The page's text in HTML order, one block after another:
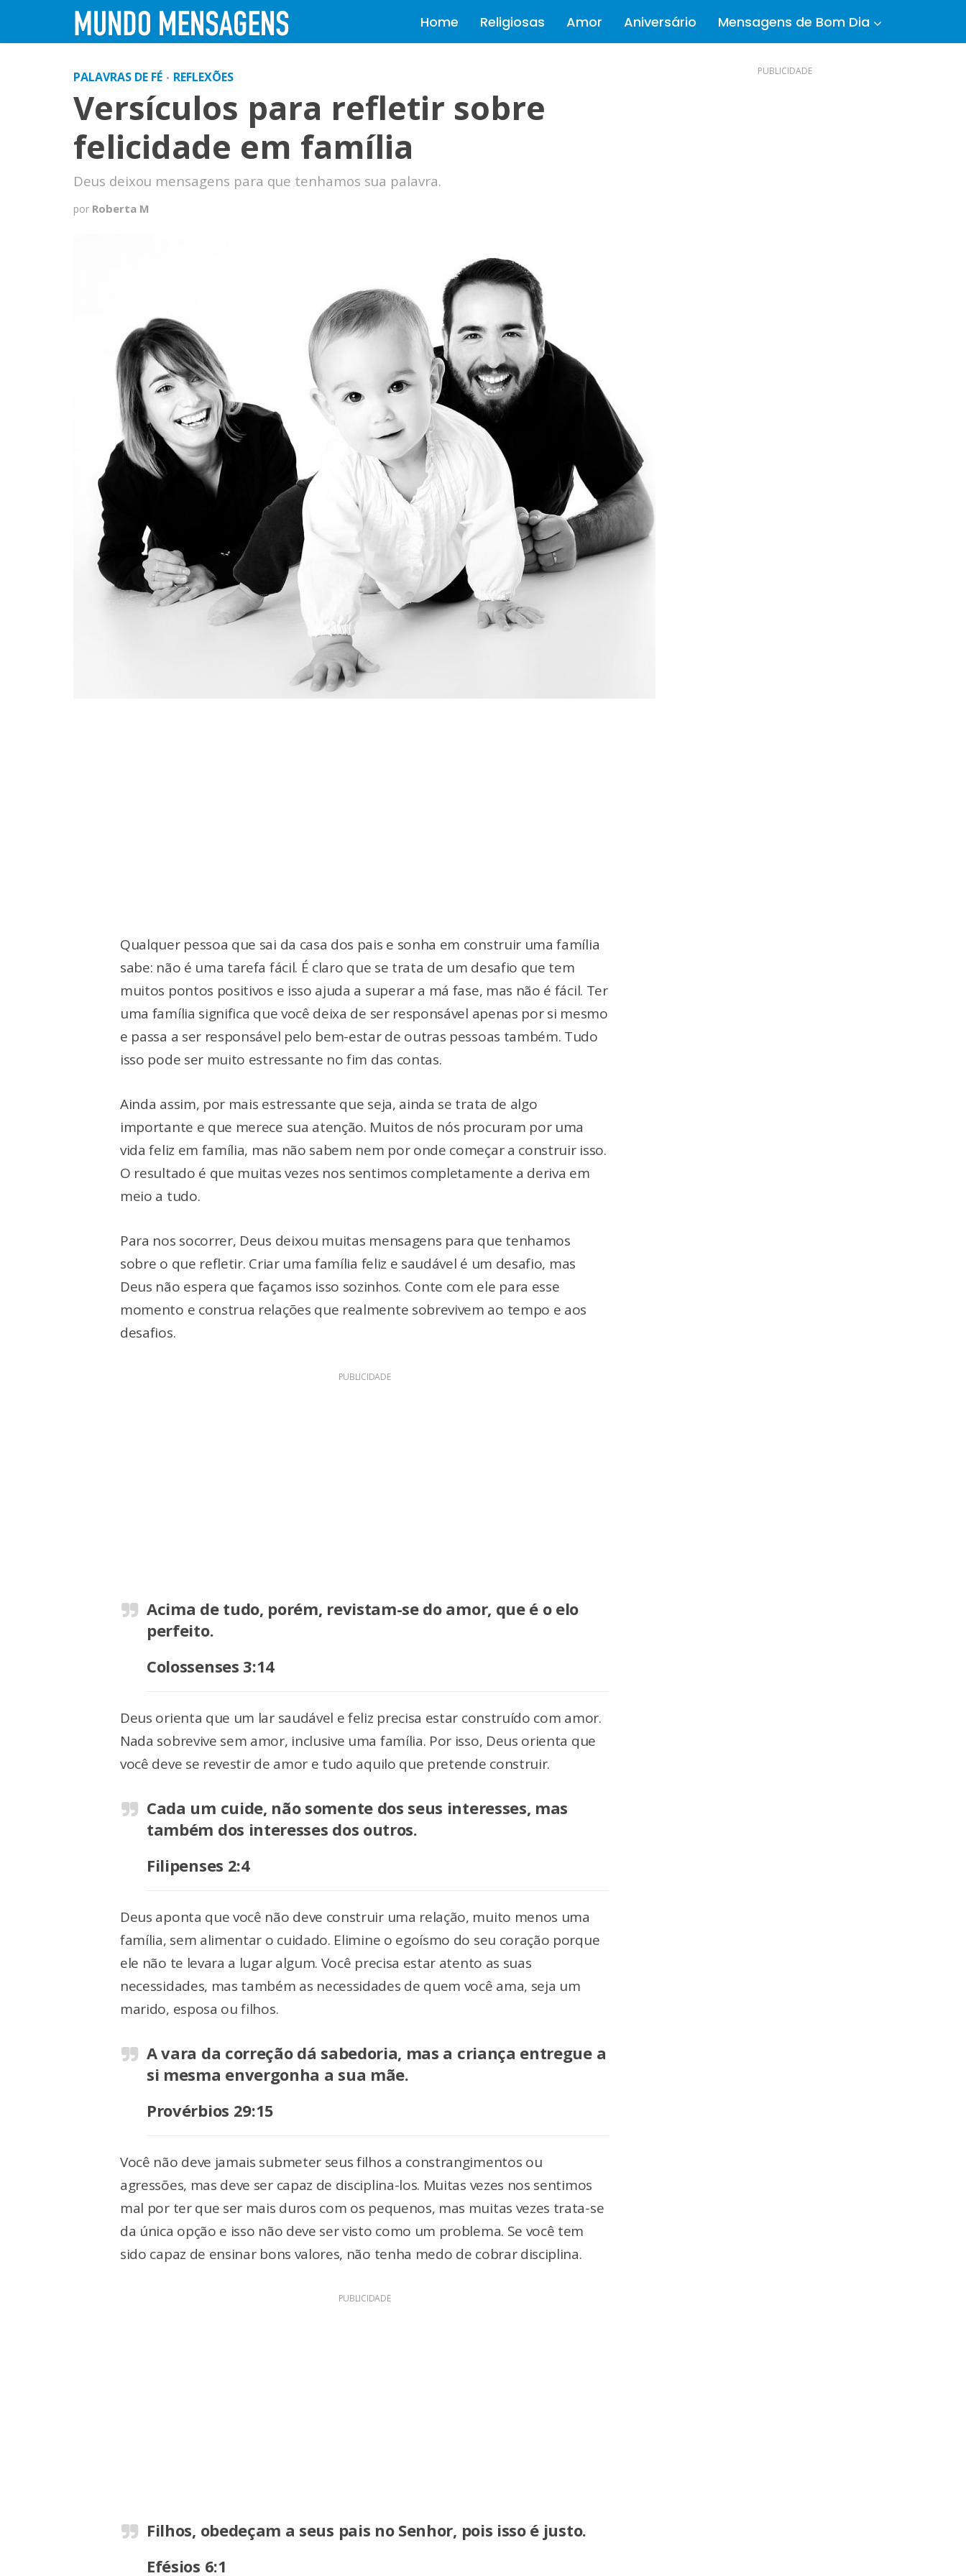
Home Religiosas Amor Aniversário Mensagens de Bom Dia
PALAVRAS DE FÉ • REFLEXÕES
Versículos para refletir sobre
felicidade em família
Deus deixou mensagens para que tenhamos sua palavra.
por Roberta M
Qualquer pessoa que sai da casa dos pais e sonha em construir uma família
sabe: não é uma tarefa fácil. É claro que se trata de um desafio que tem
muitos pontos positivos e isso ajuda a superar a má fase, mas não é fácil. Ter
uma família significa que você deixa de ser responsável apenas por si mesmo
e passa a ser responsável pelo bem-estar de outras pessoas também. Tudo
isso pode ser muito estressante no fim das contas.
Ainda assim, por mais estressante que seja, ainda se trata de algo
importante e que merece sua atenção. Muitos de nós procuram por uma
vida feliz em família, mas não sabem nem por onde começar a construir isso.
O resultado é que muitas vezes nos sentimos completamente a deriva em
meio a tudo.
Para nos socorrer, Deus deixou muitas mensagens para que tenhamos
sobre o que refletir. Criar uma família feliz e saudável é um desafio, mas
Deus não espera que façamos isso sozinhos. Conte com ele para esse
momento e construa relações que realmente sobrevivem ao tempo e aos
desafios.
PUBLICIDADE
Acima de tudo, porém, revistam-se do amor, que é o elo
perfeito.
Colossenses 3:14
Deus orienta que um lar saudável e feliz precisa estar construído com amor.
Nada sobrevive sem amor, inclusive uma família. Por isso, Deus orienta que
você deve se revestir de amor e tudo aquilo que pretende construir.
Cada um cuide, não somente dos seus interesses, mas
também dos interesses dos outros.
Filipenses 2:4
Deus aponta que você não deve construir uma relação, muito menos uma
família, sem alimentar o cuidado. Elimine o egoísmo do seu coração porque
ele não te levara a lugar algum. Você precisa estar atento as suas
necessidades, mas também as necessidades de quem você ama, seja um
marido, esposa ou filhos.
A vara da correção dá sabedoria, mas a criança entregue a
si mesma envergonha a sua mãe.
Provérbios 29:15
Você não deve jamais submeter seus filhos a constrangimentos ou
agressões, mas deve ser capaz de disciplina-los. Muitas vezes nos sentimos
mal por ter que ser mais duros com os pequenos, mas muitas vezes trata-se
da única opção e isso não deve ser visto como um problema. Se você tem
sido capaz de ensinar bons valores, não tenha medo de cobrar disciplina.
PUBLICIDADE
Filhos, obedeçam a seus pais no Senhor, pois isso é justo.
Efésios 6:1
PUBLICIDADE